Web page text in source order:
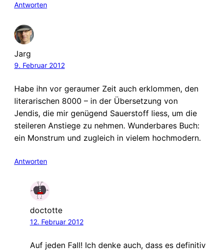
Antworten
Jarg
9. Februar 2012
Habe ihn vor geraumer Zeit auch erklommen, den
literarischen 8000 – in der Übersetzung von
Jendis, die mir genügend Sauerstoff liess, um die
steileren Anstiege zu nehmen. Wunderbares Buch:
ein Monstrum und zugleich in vielem hochmodern.
Antworten
doctotte
12. Februar 2012
Auf jeden Fall! Ich denke auch, dass es definitiv